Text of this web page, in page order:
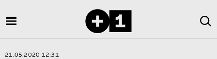
21.05.2020 12:31